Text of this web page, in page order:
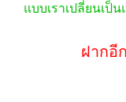
แบบเราเปลี่ยนเป็
ฝากอี